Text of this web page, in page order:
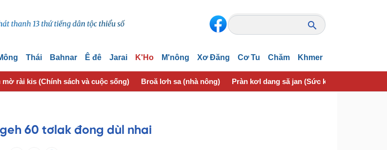
Thái Bahnar Ê đê Jarai K'Ho M'nông Xơ Đăng Cơ Tu Chăm Khmer
mờ rài kis (Chính sách và cuộc sống) Broă lơh sa (nhà nông) Pràn kơl dang să jan (Sức khoẻ)
60 tơlak đong dùl nhai